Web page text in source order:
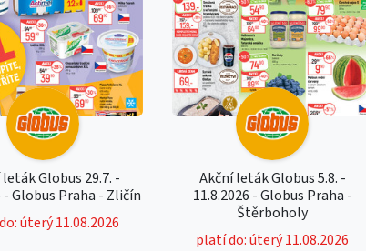
Globus 29.7. -
- Globus Praha - Zličín
úterý 11.08.2026
Akční leták Globus 5.8. -
11.8.2026 - Globus Praha -
Štěrboholy
platí do: úterý 11.08.2026